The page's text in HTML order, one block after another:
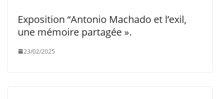
Exposition “Antonio Machado et l’exil,
une mémoire partagée ».
23/02/2025